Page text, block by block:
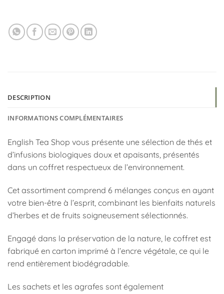
DESCRIPTION
INFORMATIONS COMPLÉMENTAIRES
English Tea Shop vous présente une sélection de thés et
d’infusions biologiques doux et apaisants, présentés
dans un coffret respectueux de l’environnement.
Cet assortiment comprend 6 mélanges conçus en ayant
votre bien-être à l’esprit, combinant les bienfaits naturels
d’herbes et de fruits soigneusement sélectionnés.
Engagé dans la préservation de la nature, le coffret est
fabriqué en carton imprimé à l’encre végétale, ce qui le
rend entièrement biodégradable.
Les sachets et les agrafes sont également